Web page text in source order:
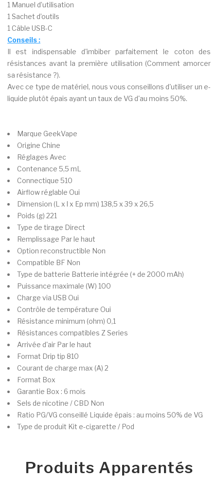
1 Manuel d’utilisation
1 Sachet d’outils
1 Câble USB-C
Conseils :
Il est indispensable d'imbiber parfaitement le coton des
résistances avant la première utilisation (Comment amorcer
sa résistance ?).
Avec ce type de matériel, nous vous conseillons d'utiliser un e-
liquide plutôt épais ayant un taux de VG d'au moins 50%.
Marque GeekVape
Origine Chine
Réglages Avec
Contenance 5,5 mL
Connectique 510
Airflow réglable Oui
Dimension (L x l x Ep mm) 138,5 x 39 x 26,5
Poids (g) 221
Type de tirage Direct
Remplissage Par le haut
Option reconstructible Non
Compatible BF Non
Type de batterie Batterie intégrée (+ de 2000 mAh)
Puissance maximale (W) 100
Charge via USB Oui
Contrôle de température Oui
Résistance minimum (ohm) 0,1
Résistances compatibles Z Series
Arrivée d'air Par le haut
Format Drip tip 810
Courant de charge max (A) 2
Format Box
Garantie Box : 6 mois
Sels de nicotine / CBD Non
Ratio PG/VG conseillé Liquide épais : au moins 50% de VG
Type de produit Kit e-cigarette / Pod
Produits Apparentés